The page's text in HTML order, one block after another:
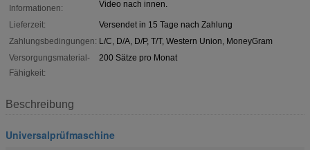
Informationen:
Video nach innen.
Lieferzeit:
Versendet in 15 Tage nach Zahlung
Zahlungsbedingungen: L/C, D/A, D/P, T/T, Western Union, MoneyGram
Versorgungsmaterial-
Fähigkeit:
200 Sätze pro Monat
Beschreibung
Universalprüfmaschine